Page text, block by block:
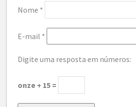
Nome *
E-mail *
Digite uma resposta em números:
onze + 15 =